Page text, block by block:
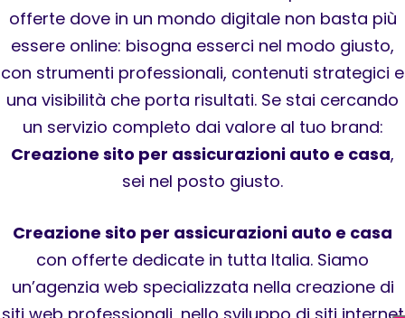
offerte dove in un mondo digitale non basta più
essere online: bisogna esserci nel modo giusto,
con strumenti professionali, contenuti strategici e
una visibilità che porta risultati. Se stai cercando
un servizio completo dai valore al tuo brand:
Creazione sito per assicurazioni auto e casa,
sei nel posto giusto.
Creazione sito per assicurazioni auto e casa
con offerte dedicate in tutta Italia. Siamo
un’agenzia web specializzata nella creazione di